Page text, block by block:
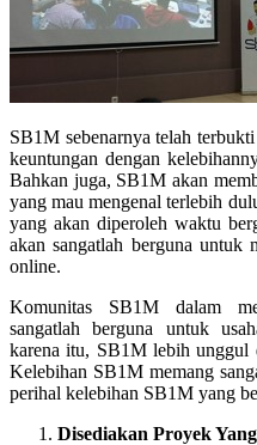
SB1M sebenarnya telah
keuntungan dengan
Bahkan juga, SB1M akan
yang mau mengenal terlebih
yang akan diperoleh waktu
akan sangatlah berguna untuk
online.
Komunitas SB1M dalam
sangatlah berguna untuk
karena itu, SB1M lebih unggul
Kelebihan SB1M memang
perihal kelebihan SB1M yang
Disediakan Proyek